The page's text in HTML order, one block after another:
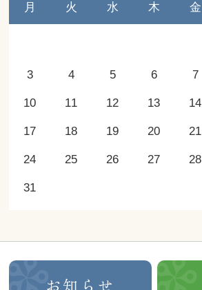
月 火 水 木 金
3 4 5 6 7
10 11 12 13 14
17 18 19 20 21
24 25 26 27 28
31
お知らせ